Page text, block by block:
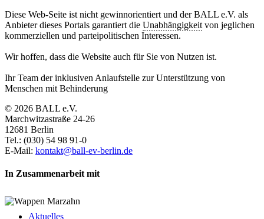
Diese Web-Seite ist nicht gewinnorientiert und der BALL e.V. als
Anbieter dieses Portals garantiert die Unabhängigkeit von jeglichen
kommerziellen und parteipolitischen Interessen.
Wir hoffen, dass die Website auch für Sie von Nutzen ist.
Ihr Team der inklusiven Anlaufstelle zur Unterstützung von
Menschen mit Behinderung
© 2026 BALL e.V.
Marchwitzastraße 24-26
12681 Berlin
Tel.: (030) 54 98 91-0
E-Mail: kontakt@ball-ev-berlin.de
In Zusammenarbeit mit
Aktuelles